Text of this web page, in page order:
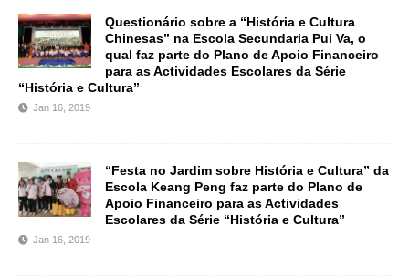
Questionário sobre a “História e Cultura
Chinesas” na Escola Secundaria Pui Va, o
qual faz parte do Plano de Apoio Financeiro
para as Actividades Escolares da Série
“História e Cultura”
Jan 16, 2019
“Festa no Jardim sobre História e Cultura” da
Escola Keang Peng faz parte do Plano de
Apoio Financeiro para as Actividades
Escolares da Série “História e Cultura”
Jan 16, 2019